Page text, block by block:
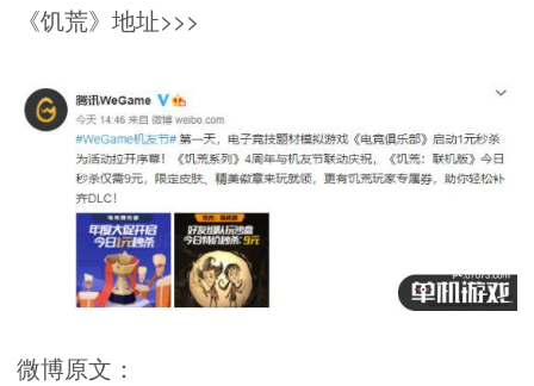
《饥荒》地址>>>
微博原文：